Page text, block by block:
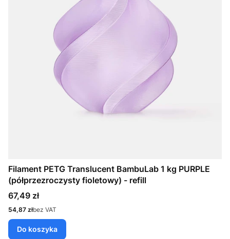
Filament PETG Translucent BambuLab 1 kg PURPLE
(półprzezroczysty fioletowy) - refill
Cena
67,49 zł
Cena
54,87 złbez VAT
Do koszyka